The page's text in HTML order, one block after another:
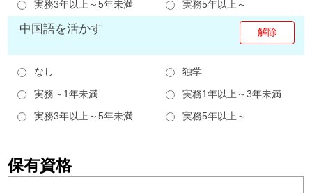
実務3年以上～5年未満
実務5年以上～
中国語を活かす
なし
独学
実務～1年未満
実務1年以上～3年未満
実務3年以上～5年未満
実務5年以上～
保有資格